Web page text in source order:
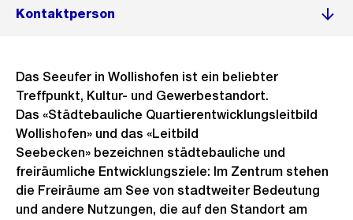
Kontaktperson
Das Seeufer in Wollishofen ist ein beliebter
Treffpunkt, Kultur- und Gewerbestandort.
Das «Städtebauliche Quartierentwicklungsleitbild
Wollishofen» und das «Leitbild
Seebecken» bezeichnen städtebauliche und
freiräumliche Entwicklungsziele: Im Zentrum stehen
die Freiräume am See von stadtweiter Bedeutung
und andere Nutzungen, die auf den Standort am